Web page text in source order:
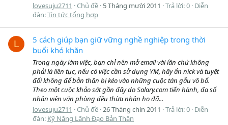
lovesuju2711
Chủ đề 5 Tháng mười 2011 Trả lời: 0 Diễn
đàn:Tin tức tổng hợp
L
5 cách giúp bạn giữ vững nghề nghiệp trong thời
buổi khó khăn
Trong ngày làm việc, bạn chỉ nên mở email vài lần chứ không
phải là liên tục, nếu có việc cần sử dụng YM, hãy ẩn nick và tuyệt
đối không để bản thân bị kéo vào những cuộc tán gẫu vô bổ.
Theo một cuộc khảo sát gần đây do Salary.com tiến hành, đa số
nhân viên văn phòng đều thừa nhận họ đã...
lovesuju2711
Chủ đề 26 Tháng chín 2011 Trả lời: 0 Diễn
đàn: Kỹ Năng Lãnh Đạo Bản Thân